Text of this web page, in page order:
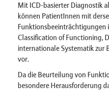
Mit ICD-basierter Diagnostik
können PatientInnen mit
Funktionsbeeinträchtigungen
Classification of Functioning,
internationale Systematik zur
vor.
Da die Beurteilung von
besondere Herausforderung